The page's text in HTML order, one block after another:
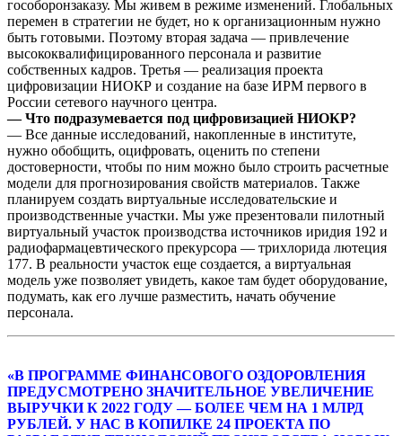
гособоронзаказу. Мы живем в режиме изменений. Глобальных
перемен в стратегии не будет, но к организационным нужно
быть готовыми. Поэтому вторая задача — привлечение
высококвалифицированного персонала и развитие
собственных кадров. Третья — реализация проекта
цифровизации НИОКР и создание на базе ИРМ первого в
России сетевого научного центра.
— Что подразумевается под цифровизацией НИОКР?
— Все данные исследований, накопленные в институте,
нужно обобщить, оцифровать, оценить по степени
достоверности, чтобы по ним можно было строить расчетные
модели для прогнозирования свойств материалов. Также
планируем создать виртуальные исследовательские и
производственные участки. Мы уже презентовали пилотный
виртуальный участок производства источников иридия 192 и
радиофармацевтического прекурсора — трихлорида лютеция
177. В реальности участок еще создается, а виртуальная
модель уже позволяет увидеть, какое там будет оборудование,
подумать, как его лучше разместить, начать обучение
персонала.
«В ПРОГРАММЕ ФИНАНСОВОГО ОЗДОРОВЛЕНИЯ
ПРЕДУСМОТРЕНО ЗНАЧИТЕЛЬНОЕ УВЕЛИЧЕНИЕ
ВЫРУЧКИ К 2022 ГОДУ — БОЛЕЕ ЧЕМ НА 1 МЛРД
РУБЛЕЙ. У НАС В КОПИЛКЕ 24 ПРОЕКТА ПО